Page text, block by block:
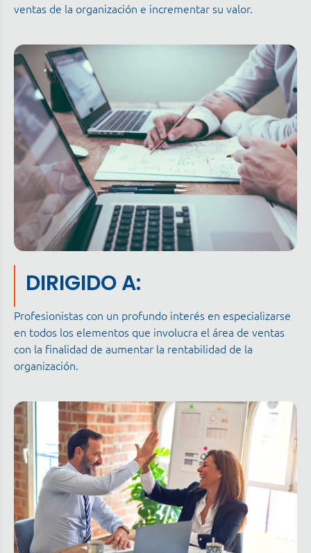
ventas de la organización e incrementar su valor.
DIRIGIDO A:
Profesionistas con un profundo interés en especializarse
en todos los elementos que involucra el área de ventas
con la finalidad de aumentar la rentabilidad de la
organización.